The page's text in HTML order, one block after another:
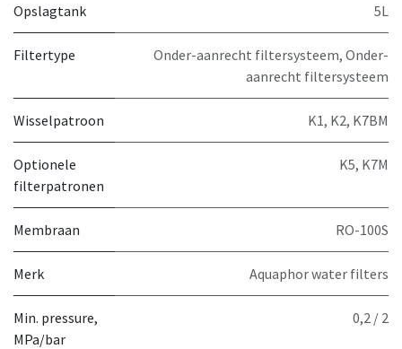
Opslagtank 5L
Filtertype Onder-aanrecht filtersysteem, Onder-
aanrecht filtersysteem
Wisselpatroon K1, K2, K7BM
Optionele
filterpatronen
K5, K7M
Membraan RO-100S
Merk Aquaphor water filters
Min. pressure,
MPa/bar
0,2 / 2